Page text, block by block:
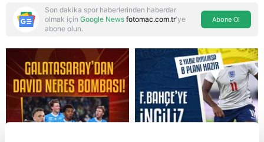
Reddet
Son dakika spor haberlerinden haberdar
olmak için Google News fotomac.com.tr'ye
abone olun.
Abone Ol